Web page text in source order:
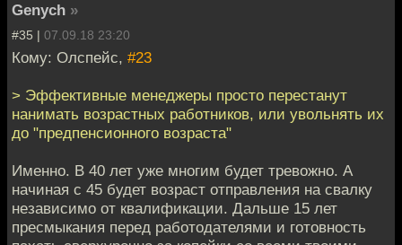
Genych »
#35 | 07.09.18 23:20
Кому: Олспейс, #23
> Эффективные менеджеры просто перестанут
нанимать возрастных работников, или увольнять их
до "предпенсионного возраста"
Именно. В 40 лет уже многим будет тревожно. А
начиная с 45 будет возраст отправления на свалку
независимо от квалификации. Дальше 15 лет
пресмыкания перед работодателями и готовность